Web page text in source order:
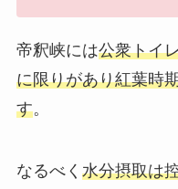
帝釈峡には公衆トイ
に限りがあり紅葉時
す。
なるべく 水分摂取は